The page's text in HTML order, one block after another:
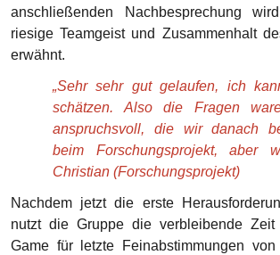
anschließenden Nachbesprechung
riesige Teamgeist und Zusammenhalt
erwähnt.
„Sehr sehr gut gelaufen, ich
schätzen. Also die Fragen
anspruchsvoll, die wir danach
beim Forschungsprojekt, aber
Christian (Forschungsprojekt)
Nachdem jetzt die erste
nutzt die Gruppe die verbleibende
Game für letzte Feinabstimmungen